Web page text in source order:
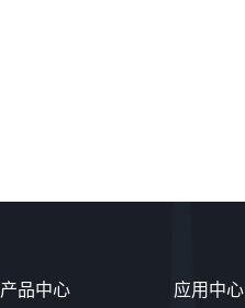
产品中心 应用中心